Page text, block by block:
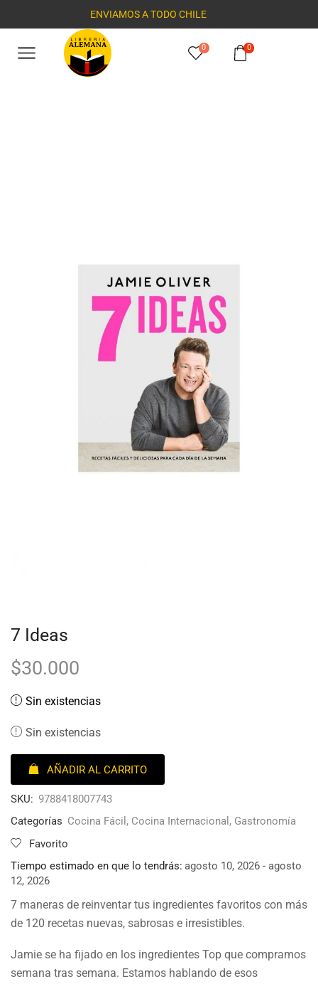
ENVIAMOS A TODO CHILE
0 0
7 Ideas
$30.000
Sin existencias
Sin existencias
AÑADIR AL CARRITO
SKU: 9788418007743
Categorías Cocina Fácil , Cocina Internacional , Gastronomía
Favorito
Tiempo estimado en que lo tendrás: agosto 10, 2026 - agosto
12, 2026
7 maneras de reinventar tus ingredientes favoritos con más
de 120 recetas nuevas, sabrosas e irresistibles.
Jamie se ha fijado en los ingredientes Top que compramos
semana tras semana. Estamos hablando de esos